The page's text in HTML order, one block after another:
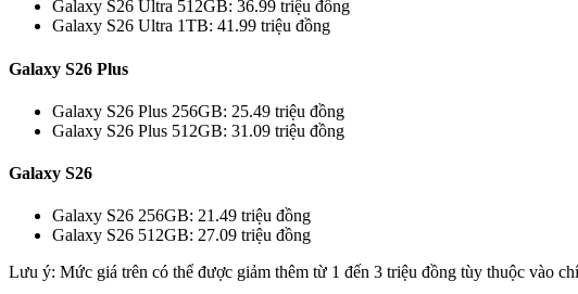
Galaxy S26 Ultra 512GB: 36.99 triệu đồng
Galaxy S26 Ultra 1TB: 41.99 triệu đồng
Galaxy S26 Plus
Galaxy S26 Plus 256GB: 25.49 triệu đồng
Galaxy S26 Plus 512GB: 31.09 triệu đồng
Galaxy S26
Galaxy S26 256GB: 21.49 triệu đồng
Galaxy S26 512GB: 27.09 triệu đồng
Lưu ý: Mức giá trên có thể được giảm thêm từ 1 đến 3 triệu đồng tùy thuộc vào